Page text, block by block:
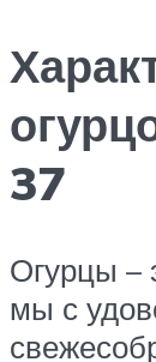
37
Огурцы –
мы с